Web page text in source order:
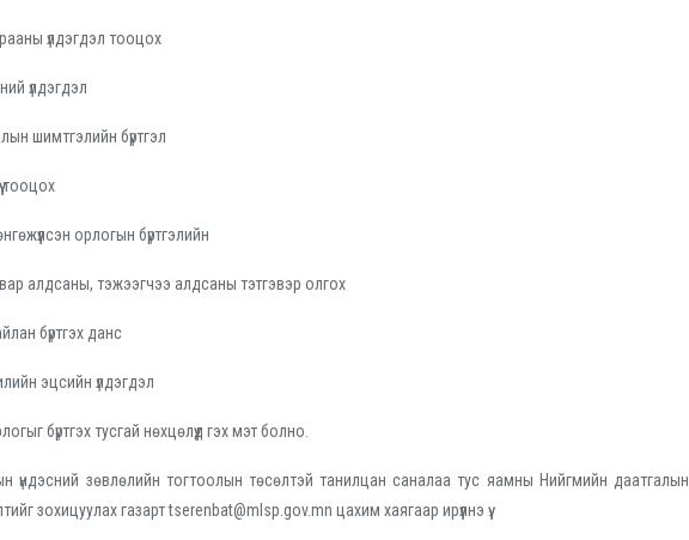
үлдэгдэл тооцох
үлдэгдэл
шимтгэлийн бүртгэл
тооцох
орлогын бүртгэлийн
алдсаны, тэжээгчээ алдсаны тэтгэвэр олгох
бүртгэх данс
эцсийн үлдэгдэл
бүртгэх тусгай нөхцөлүүд гэх мэт болно.
үндэсний зөвлөлийн тогтоолын төсөлтэй танилцан саналаа тус яамны Нийгмийн даатгалын
зохицуулах газарт tserenbat@mlsp.gov.mn цахим хаягаар ирүүлнэ үү.